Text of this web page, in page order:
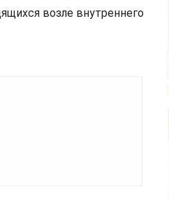
возле внутреннего